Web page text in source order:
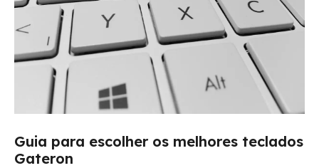
Guia para escolher os melhores teclados
Gateron